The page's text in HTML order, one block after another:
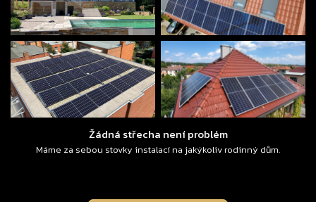
Žádná střecha není problém
Máme za sebou stovky instalací na jakýkoliv rodinný dům.